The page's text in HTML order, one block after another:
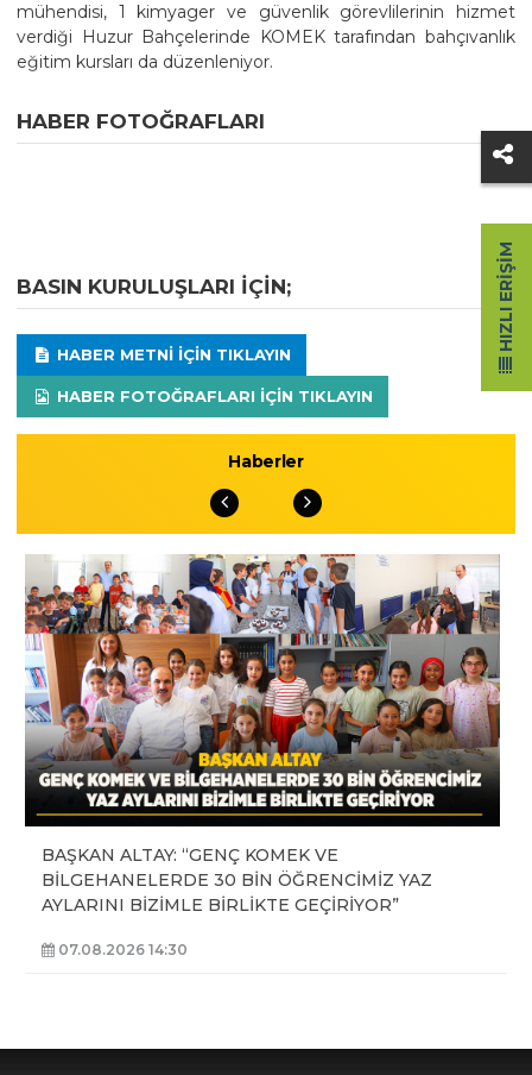
mühendisi, 1 kimyager ve güvenlik görevlilerinin hizmet
verdiği Huzur Bahçelerinde KOMEK tarafından bahçıvanlık
eğitim kursları da düzenleniyor.
HABER FOTOĞRAFLARI
BASIN KURULUŞLARI IÇIN;
HABER METNI IÇIN TIKLAYIN
HABER FOTOĞRAFLARI IÇIN TIKLAYIN
Haberler
BAŞKAN ALTAY: “GENÇ KOMEK VE
BİLGEHANELERDE 30 BİN ÖĞRENCİMİZ YAZ
AYLARINI BİZİMLE BİRLİKTE GEÇİRİYOR”
07.08.2026 14:30
HIZLI ERIŞIM